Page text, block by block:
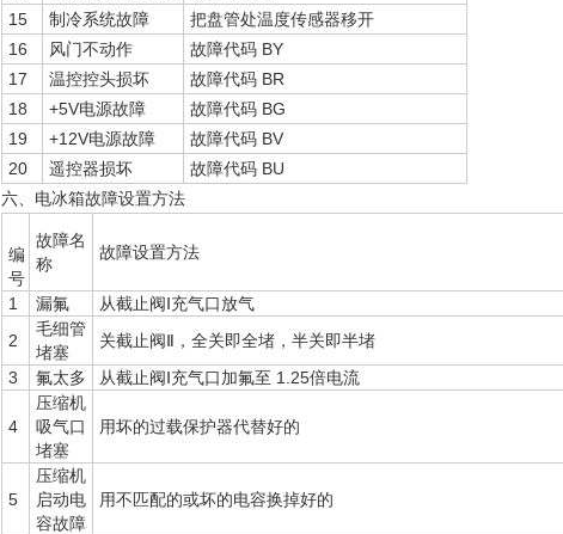
15
制冷系统故障
把盘管处温度传感器移开
16
风门不动作
故障代码 BY
17
温控控头损坏
故障代码 BR
18
+5V电源故障
故障代码 BG
19
+12V电源故障
故障代码 BV
20
遥控器损坏
故障代码 BU
六、电冰箱故障设置方法
编
号
故障名
称
故障设置方法
1 漏氟
从截止阀Ⅰ充气口放气
2
毛细管
堵塞
关截止阀Ⅱ，全关即全堵，半关即半堵
3
氟太多 从截止阀Ⅰ充气口加氟至 1.25倍电流
4
压缩机
吸气口
堵塞
用坏的过载保护器代替好的
5
压缩机
启动电
容故障
用不匹配的或坏的电容换掉好的